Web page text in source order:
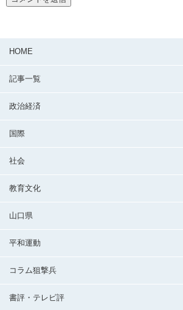
HOME
記事一覧
政治経済
国際
社会
教育文化
山口県
平和運動
コラム狙撃兵
書評・テレビ評